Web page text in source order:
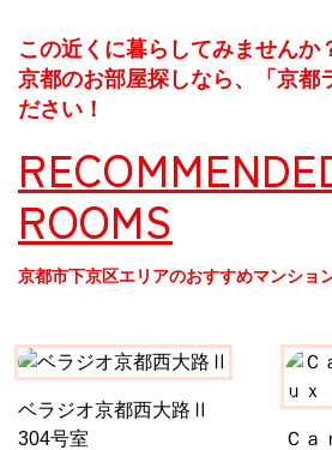
この近くに暮らしてみませんか
京都のお部屋探しなら、「京都
ださい！
ROOMS
京都市下京区エリアのおすすめマンショ
ベラジオ京都西大路Ⅱ
304号室
Ｃａ